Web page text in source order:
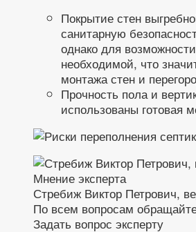
Покрытие стен
санитарную
однако для
необходимой, что
монтажа стен и
Прочность пола и
использованы готовая
Мнение эксперта
Стребиж Виктор Петрович,
По всем вопросам
Задать вопрос эксперту